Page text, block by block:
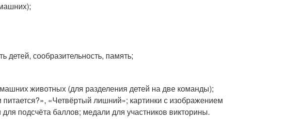
детей, сообразительность, память;
животных (для разделения детей на две команды);
питается?», «Четвёртый лишний»; картинки с изображением
подсчёта баллов; медали для участников викторины.